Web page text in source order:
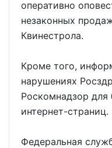
оперативно
незаконных
Квинестрола.
Кроме того,
нарушениях
Роскомнадзор для
интернет-страниц.
Федеральная